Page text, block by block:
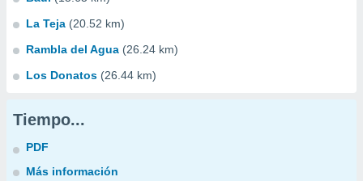
La Teja (20.52 km)
Rambla del Agua (26.24 km)
Los Donatos (26.44 km)
Tiempo...
PDF
Más información